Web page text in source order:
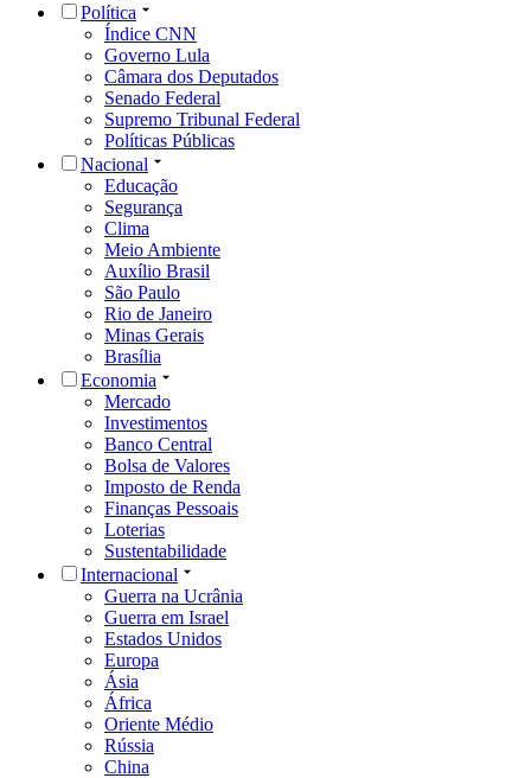
Política
Índice CNN
Governo Lula
Câmara dos Deputados
Senado Federal
Supremo Tribunal Federal
Políticas Públicas
Nacional
Educação
Segurança
Clima
Meio Ambiente
Auxílio Brasil
São Paulo
Rio de Janeiro
Minas Gerais
Brasília
Economia
Mercado
Investimentos
Banco Central
Bolsa de Valores
Imposto de Renda
Finanças Pessoais
Loterias
Sustentabilidade
Internacional
Guerra na Ucrânia
Guerra em Israel
Estados Unidos
Europa
Ásia
África
Oriente Médio
Rússia
China